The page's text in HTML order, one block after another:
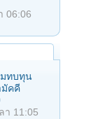
06:06
ทบทุน
มัคคี
า 11:05